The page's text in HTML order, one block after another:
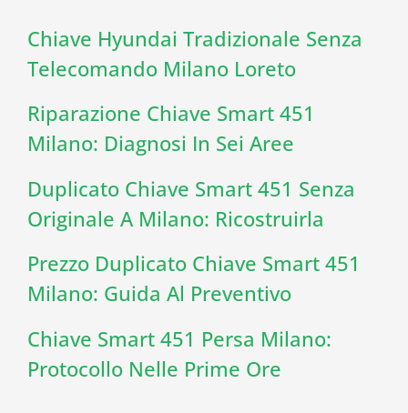
Chiave Hyundai Tradizionale Senza
Telecomando Milano Loreto
Riparazione Chiave Smart 451
Milano: Diagnosi In Sei Aree
Duplicato Chiave Smart 451 Senza
Originale A Milano: Ricostruirla
Prezzo Duplicato Chiave Smart 451
Milano: Guida Al Preventivo
Chiave Smart 451 Persa Milano:
Protocollo Nelle Prime Ore